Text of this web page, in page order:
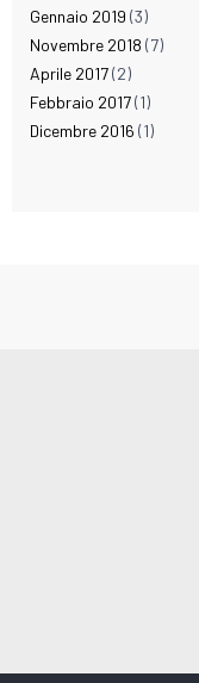
Gennaio 2019 (3)
Novembre 2018 (7)
Aprile 2017(2)
Febbraio 2017(1)
Dicembre 2016 (1)